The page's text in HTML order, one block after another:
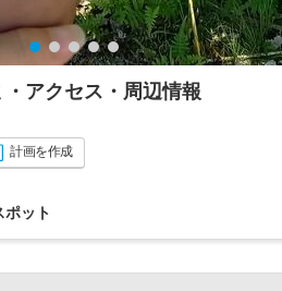
アクセス・周辺情報
計画を作成
ポット